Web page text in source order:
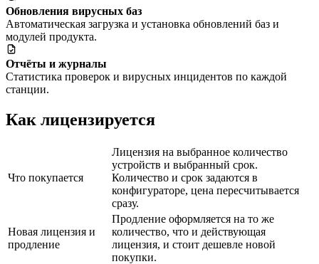
Обновления вирусных баз
Автоматическая загрузка и установка обновлений баз и
модулей продукта.
Отчёты и журналы
Статистика проверок и вирусных инцидентов по каждой
станции.
Как лицензируется
Что покупается
Лицензия на выбранное количество
устройств и выбранный срок.
Количество и срок задаются в
конфигураторе, цена пересчитывается
сразу.
Новая лицензия и
продление
Продление оформляется на то же
количество, что и действующая
лицензия, и стоит дешевле новой
покупки.